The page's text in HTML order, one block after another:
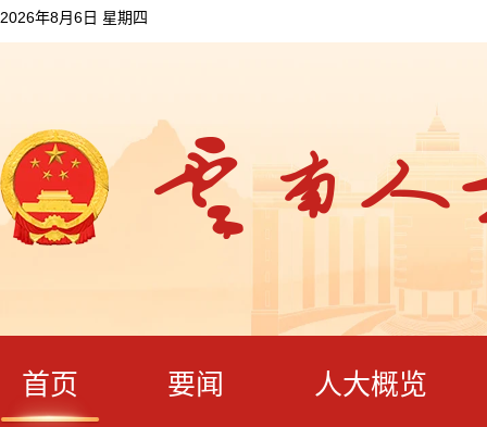
2026年8月6日 星期四
首页 要闻 人大概览